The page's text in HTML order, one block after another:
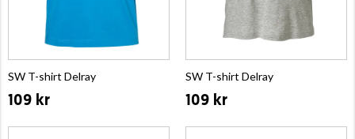
SW T-shirt Delray
109 kr
SW T-shirt Delray
109 kr